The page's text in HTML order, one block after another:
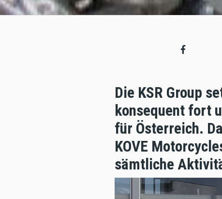
Die KSR Group
konsequent fort
für Österreich.
KOVE
sämtliche